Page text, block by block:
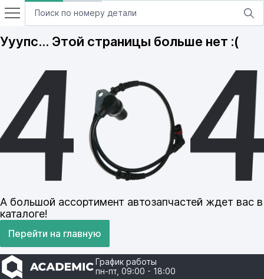
Ууупс… Этой страницы больше нет :(
А большой ассортимент автозапчастей ждет вас в
каталоге!
Перейти на главную
График работы
пн-пт, 09:00 - 18:00